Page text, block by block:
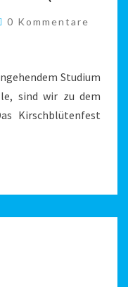
Kommentare
0 Kommentare
Studium
sind wir zu dem
Kirschblütenfest